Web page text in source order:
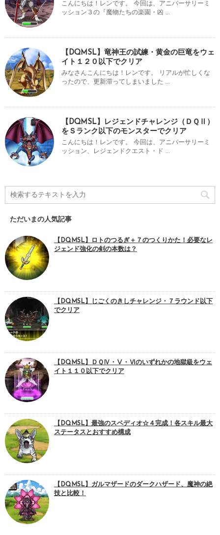
こんにちは！レンです。 今回は、アニバーサリーミ
ッション３の『魔物たちの楽園・凶 ...
【DQMSL】竜神王の試練・黄金の巨竜をウェ
イト１２０以下でクリア
みなさんこんにちは！レンです。 リアルが忙しくな
ったので、更新滞ってしまいました ...
【DQMSL】レジェンドチャレンジ（ＤＱⅡ）
をＳランク以下のモンスターでクリア
こんにちは！レンです。 今回は、アニバーサリーミ
ッション、レジェンドクエスト・ド ...
ただいまの人気記事
【DQMSL】ロトのつるぎ＋７のつくりかた！必要なレ
ジェンド強化の剣の本数は？
【DQMSL】じごくのきしチャレンジ・７ラウンド以下
でクリア
【DQMSL】ＤＱⅣ・Ⅴ・Ⅵのいずれかの地獄級をウェ
イト１１０以下でクリア
【DQMSL】最強のスペディオ☆４完成！各スキル最大
ステータスとおすすめ構成
【DQMSL】ガルマザードのダークハザード、魔神の絶
技と比較！